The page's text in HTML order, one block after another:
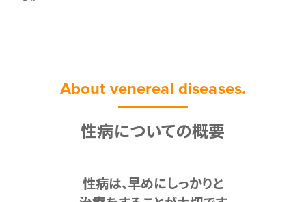
About venereal diseases.
性病についての概要
性病は、早めにしっかりと